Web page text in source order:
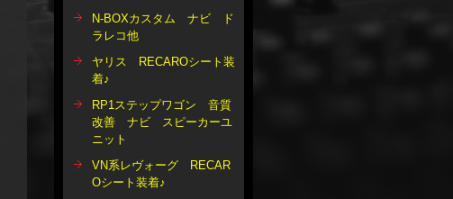
N-BOXカスタム ナビ ド
ラレコ他
ヤリス RECAROシート装
着♪
RP1ステップワゴン 音質
改善 ナビ スピーカーユ
ニット
VN系レヴォーグ RECAR
Oシート装着♪